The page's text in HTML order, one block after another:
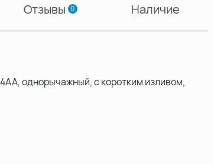
Отзывы 0 Наличие
однорычажный, с коротким изливом,